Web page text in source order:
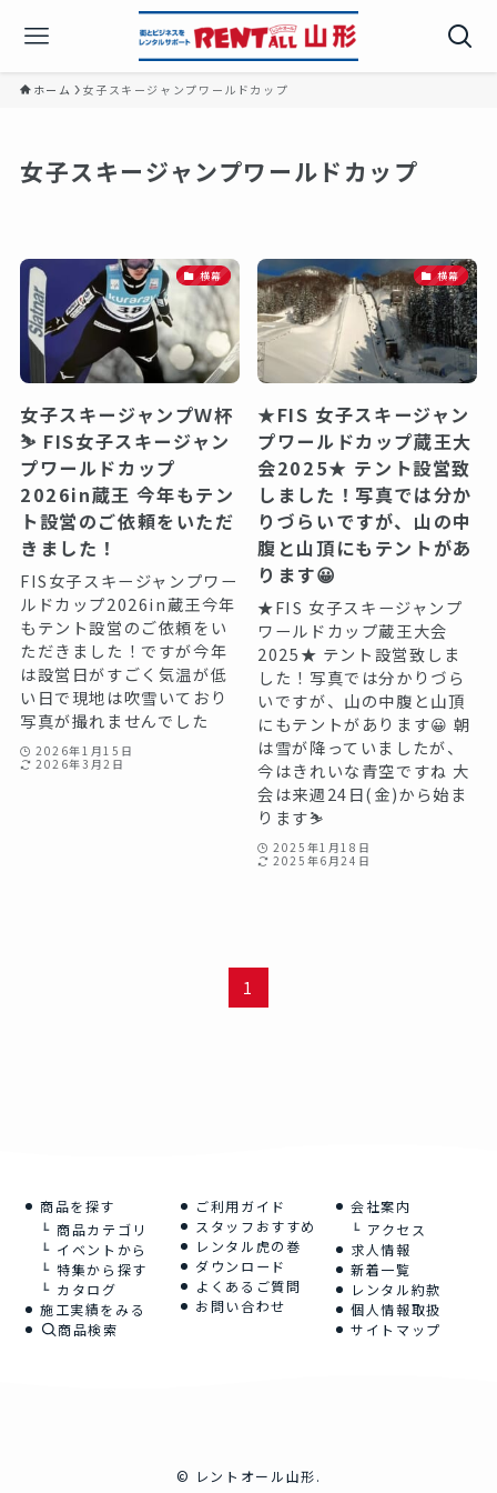
ホーム 女子スキージャンプワールドカップ
女子スキージャンプワールドカップ
横幕
女子スキージャンプＷ杯
⛷️ FIS女子スキージャン
プワールドカップ
2026in蔵王 今年もテン
ト設営のご依頼をいただ
きました！
FIS女子スキージャンプワー
ルドカップ2026in蔵王今年
もテント設営のご依頼をい
ただきました！ですが今年
は設営日がすごく気温が低
い日で現地は吹雪いており
写真が撮れませんでした
2026年1月15日
2026年3月2日
横幕
★FIS 女子スキージャン
プワールドカップ蔵王大
会2025★ テント設営致
しました！写真では分か
りづらいですが、山の中
腹と山頂にもテントがあ
ります😀
★FIS 女子スキージャンプ
ワールドカップ蔵王大会
2025★ テント設営致しま
した！写真では分かりづら
いですが、山の中腹と山頂
にもテントがあります😀 朝
は雪が降っていましたが、
今はきれいな青空ですね 大
会は来週24日(金)から始ま
ります⛷️
2025年1月18日
2025年6月24日
1
商品を探す
商品カテゴリ
イベントから
特集から探す
カタログ
施工実績をみる
商品検索
ご利用ガイド
スタッフおすすめ
レンタル虎の巻
ダウンロード
よくあるご質問
お問い合わせ
会社案内
アクセス
求人情報
新着一覧
レンタル約款
個人情報取扱
サイトマップ
© レントオール山形.